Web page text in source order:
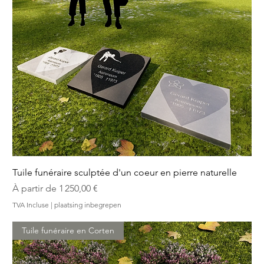
Tuile funéraire sculptée d'un coeur en pierre naturelle
À partir de 1 250,00 €
Prix promotionnel
TVA Incluse | plaatsing inbegrepen
Tuile funéraire en Corten